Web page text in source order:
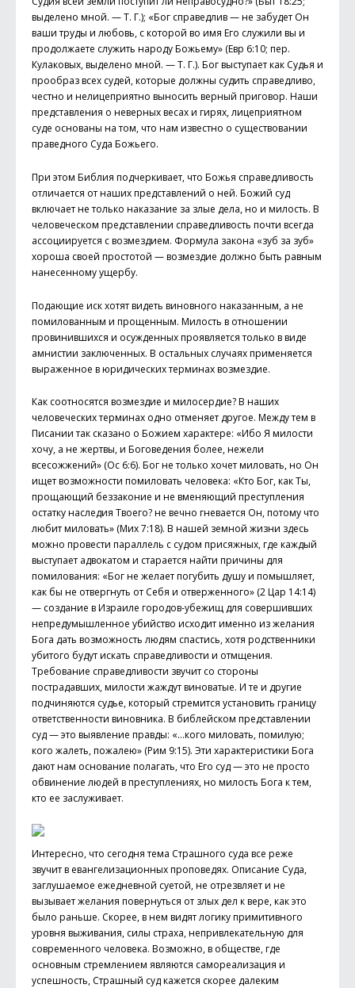
выделено мной. — Т. Г.); «Бог справедлив — не забудет Он
ваши труды и любовь, с которой во имя Его служили вы и
продолжаете служить народу Божьему» (Евр 6:10; пер.
Кулаковых, выделено мной. — Т. Г.). Бог выступает как Судья и
прообраз всех судей, которые должны судить справедливо,
честно и нелицеприятно выносить верный приговор. Наши
представления о неверных весах и гирях, лицеприятном
суде основаны на том, что нам известно о существовании
праведного Суда Божьего.
При этом Библия подчеркивает, что Божья справедливость
отличается от наших представлений о ней. Божий суд
включает не только наказание за злые дела, но и милость. В
человеческом представлении справедливость почти всегда
ассоциируется с возмездием. Формула закона «зуб за зуб»
хороша своей простотой — возмездие должно быть равным
нане­сенному ущербу.
Подающие иск хотят видеть виновного наказанным, а не
помилованным и прощенным. Милость в отношении
провинившихся и осужденных проявляется только в виде
амнистии заключенных. В остальных случаях применяется
выраженное в юридических терминах возмездие.
Как соотносятся возмездие и милосердие? В наших
человеческих терминах одно отменяет другое. Между тем в
Писании так сказано о Божием характере: «Ибо Я милости
хочу, а не жертвы, и Боговедения более, нежели
всесожжений» (Ос 6:6). Бог не только хочет миловать, но Он
ищет возможности помиловать человека: «Кто Бог, как Ты,
прощающий беззаконие и не вменяющий преступления
остатку наследия Твоего? не вечно гневается Он, потому что
любит миловать» (Мих 7:18). В нашей земной жизни здесь
можно провести параллель с судом присяжных, где каждый
выступает адвокатом и старается найти причины для
помилования: «Бог не желает погубить душу и помышляет,
как бы не отверг­нуть от Себя и отверженного» (2 Цар 14:14)
— создание в Израиле городов-убежищ для совершивших
непредумышленное убийство исходит именно из желания
Бога дать возможность людям спастись, хотя родственники
убитого будут искать справедливости и отмщения.
Требование справедливости звучит со стороны
пострадавших, милости жаждут виноватые. И те и другие
подчиняются судье, который стремится установить границу
ответственности виновника. В библейском представлении
cуд — это выявление правды: «…кого миловать, помилую;
кого жалеть, пожалею» (Рим 9:15). Эти характеристики Бога
дают нам основание полагать, что Его суд — это не просто
обвинение людей в преступлениях, но милость Бога к тем,
кто ее заслуживает.
Интересно, что сегодня тема Страшного суда все реже
звучит в евангелизационных проповедях. Описание Суда,
заглушаемое ежедневной суетой, не отрезвляет и не
вызывает желания повернуться от злых дел к вере, как это
было раньше. Скорее, в нем видят логику примитивного
уровня выживания, силы страха, непривлекательную для
современного человека. Возможно, в обществе, где
основным стремлением являются самореализация и
успешность, Страшный суд кажется скорее далеким